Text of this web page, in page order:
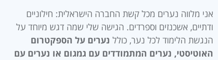
אני מלווה נערים מכל קשת החברה הישראלית: חילוניים
ודתיים, אשכנזים וספרדים. הגישה שלי שמה דגש מיוחד על
הנגשת הלימוד לכל נער, כולל נערים על הספקטרום
האוטיסטי, נערים המתמודדים עם גמגום או נערים עם